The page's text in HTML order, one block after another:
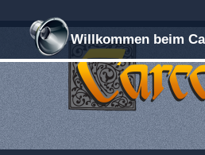
Willkommen beim